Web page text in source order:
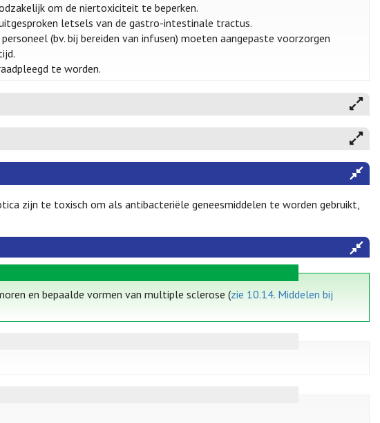
om de niertoxiciteit te beperken.
letsels van de gastro-intestinale tractus.
(bv. bij bereiden van infusen) moeten aangepaste voorzorgen
te worden.
zijn te toxisch om als antibacteriële geneesmiddelen te worden gebruikt,
en bepaalde vormen van multiple sclerose (zie 10.14. Middelen bij